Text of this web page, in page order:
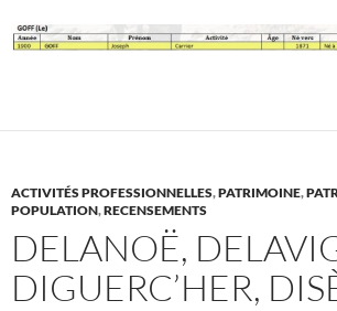
ACTIVITÉS PROFESSIONNELLES,PATRIMOINE,
POPULATION,RECENSEMENTS
DELANOË,
DIGUERC’HER,